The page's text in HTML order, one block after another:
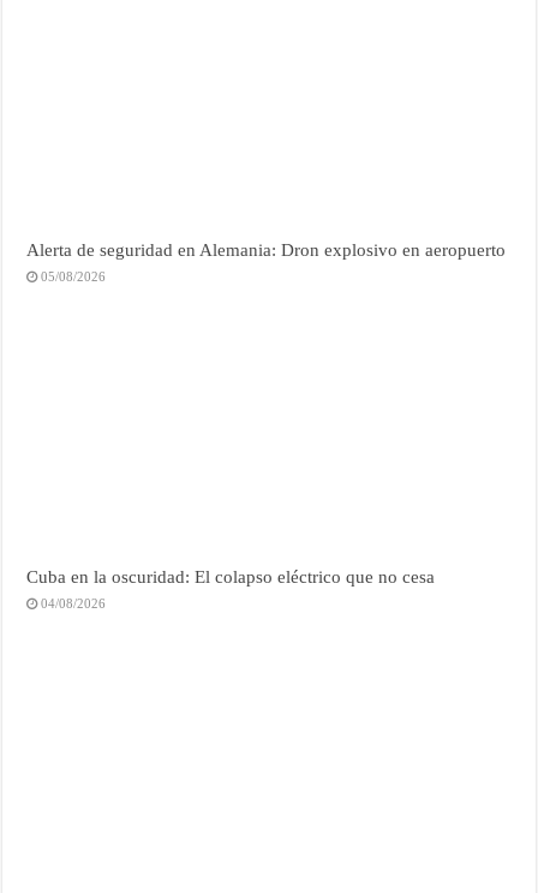
Alerta de seguridad en Alemania: Dron explosivo en aeropuerto
05/08/2026
Cuba en la oscuridad: El colapso eléctrico que no cesa
04/08/2026